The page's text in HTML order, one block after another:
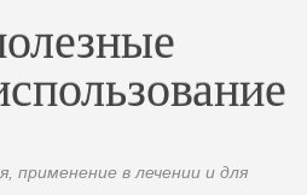
применение в лечении и для